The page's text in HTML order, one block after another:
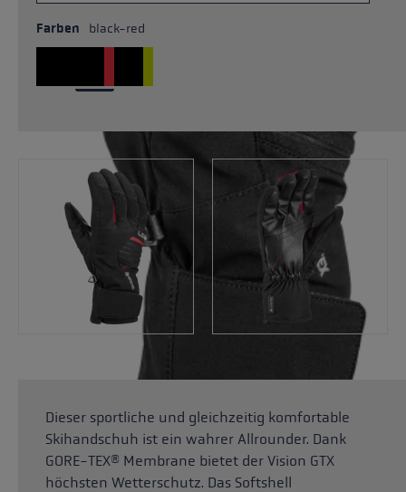
Farben black-red
Dieser sportliche und gleichzeitig komfortable
Skihandschuh ist ein wahrer Allrounder. Dank
GORE-TEX® Membrane bietet der Vision GTX
höchsten Wetterschutz. Das Softshell